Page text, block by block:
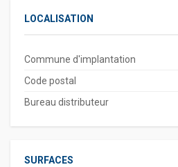
LOCALISATION
Commune d'implantation
Code postal
Bureau distributeur
SURFACES